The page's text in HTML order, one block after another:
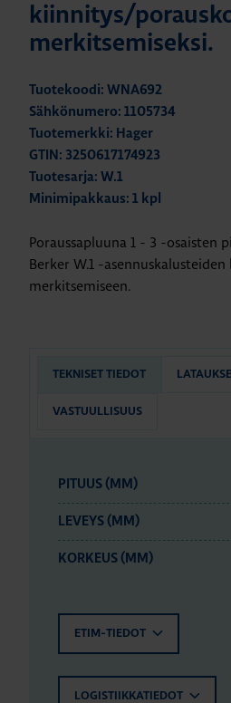
kiinnitys/
merkitsemiseksi.
Tuotekoodi: WNA692
Sähkönumero: 1105734
Tuotemerkki: Hager
GTIN: 3250617174923
Tuotesarja: W.1
Minimipakkaus: 1 kpl
Poraussapluuna 1 - 3 -osaisten
Berker W.1 -
merkitsemiseen.
TEKNISET TIEDOT
VASTUULLISUUS
PITUUS (MM)
LEVEYS (MM)
KORKEUS (MM)
ETIM-TIEDOT
LOGISTIIKKATIEDOT